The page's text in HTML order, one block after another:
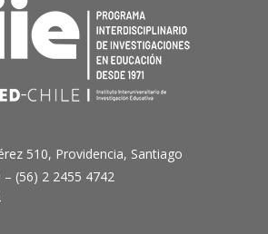
510, Providencia, Santiago
(56) 2 2455 4742